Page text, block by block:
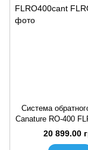
Система
Canature RO-400
20 899.00